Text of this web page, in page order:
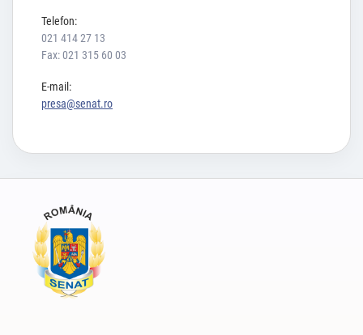
Telefon:
021 414 27 13
Fax: 021 315 60 03
E-mail:
presa@senat.ro